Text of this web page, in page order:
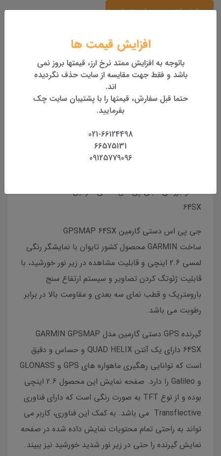
مشخصات جی پی اس دستی
GARMIN محصول کشور تایوان با نمایشگر رنگی لمسی
قابلیت ژئوتگ کردن تصاویر و سیستم ارتفاع سنج
بارومتریک و قطب نمای سه بعدی و مقاومت بالا در برابر
نقد و بررسی : جی پی اس دستی گارمین GPSMAP
64SX
جی پی اس دستی گارمین GPSMAP 64SX
ساخت GARMIN محصول کشور تایوان با نمایشگر رنگی
لمسی 2.6 اینچی و قابلیت مشاهده در زیر نور خورشید، با
قابلیت ژئوتگ کردن تصاویر و سیستم ارتفاع سنج
بارومتریک و قطب نمای سه بعدی و مقاومت بالا در برابر
رطوبت می باشد.
گیرنده GPS دستی گارمین مدل GARMIN GPSMAP
64SX دارای یک آنتن QUAD HELIX و حساس و دقیق
است که توانایی رهگیری ماهواره های GPS و GLONASS
و Galileo را دارد. صفحه نمایش این محصول 2.6 اینچی
بوده و از نوع TFT به صورت رنگی است که دارای فناوری
Transflective می باشد. به کمک این فناوری، کاربر می
تواند به راحتی تمام محتویات نمایش داده شده در صفحه
نمایش گیرنده را حتی در زیر نور شدید خورشید نیز ببیند.
افزایش قیمت ها
باتوجه به افزایش ممتد نرخ ارز، قیمتها بروز نمی
باشد و فقط جهت مقایسه از سایت حذف نگردیده
اند.
حتما قبل سفارش، قیمتها را با پشتیبان سایت چک
بفرمایید.
021-66124498
66575131
09125779096